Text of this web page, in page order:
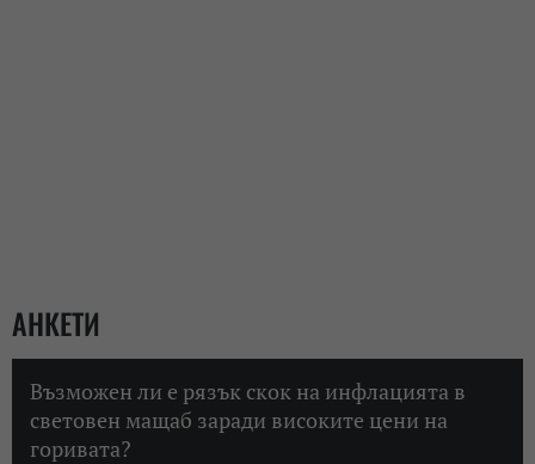
АНКЕТИ
Възможен ли е рязък скок на инфлацията в
световен мащаб заради високите цени на
горивата?